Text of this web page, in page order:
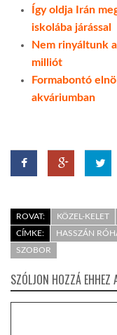
Így oldja Irán
iskolába járással
Nem rinyáltunk
milliót
Formabontó
akváriumban
ROVAT: KÖZEL-KELET
CÍMKE:
HASSZÁN
SZOBOR
SZÓLJON HOZZÁ EHHEZ